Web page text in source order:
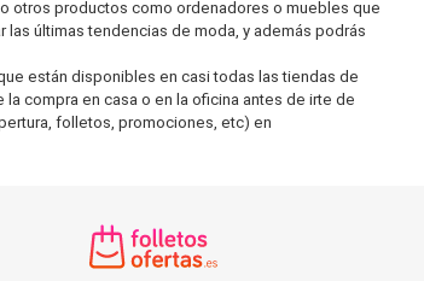
otros productos como ordenadores o muebles que
últimas tendencias de moda, y además podrás
están disponibles en casi todas las tiendas de
compra en casa o en la oficina antes de irte de
folletos, promociones, etc) en